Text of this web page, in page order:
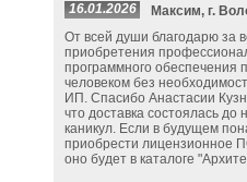
16.01.2026
Максим, г.
От всей души благодарю за
приобретения
программного обеспечения
человеком без
ИП. Спасибо Анастасии
что доставка состоялась до
каникул. Если в будущем
приобрести лицензионное
оно будет в каталоге